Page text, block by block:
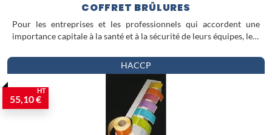
COFFRET BRÛLURES
Pour les entreprises et les professionnels qui accordent une
importance capitale à la santé et à la sécurité de leurs équipes, le…
HACCP
55,10 €
HT